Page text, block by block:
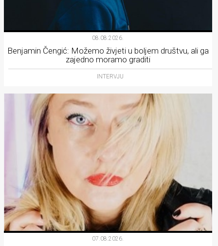
08.08.2026.
Benjamin Čengić: Možemo živjeti u boljem društvu, ali ga
zajedno moramo graditi
INTERVJU
07.08.2026.